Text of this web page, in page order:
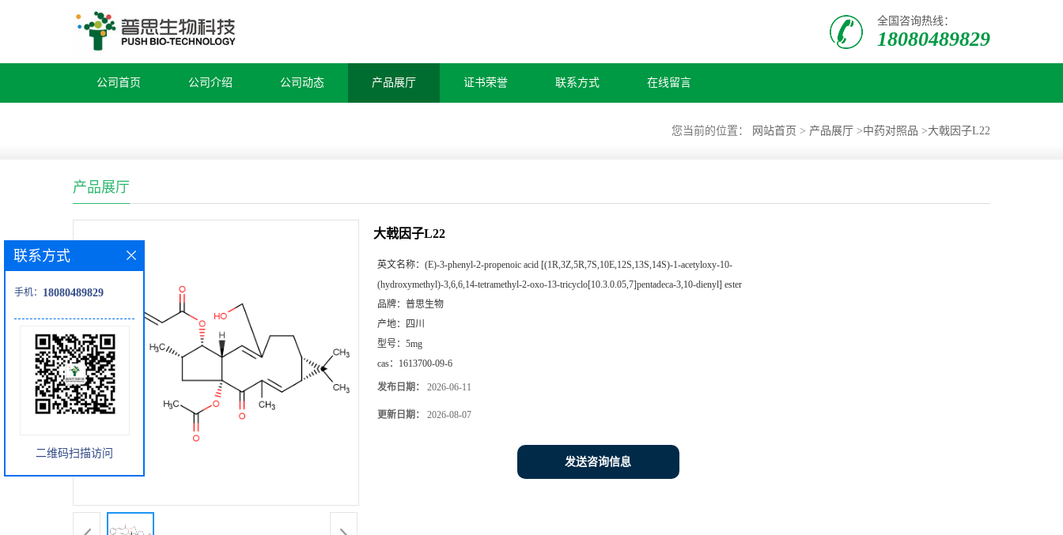
全国咨询热线：
18080489829
公司首页 公司介绍 公司动态 产品展厅 证书荣誉 联系方式 在线留言
您当前的位置： 网站首页 > 产品展厅 >中药对照品 >大戟因子L22
产品展厅
大戟因子L22
英文名称： (E)-3-phenyl-2-propenoic acid [(1R,3Z,5R,7S,10E,12S,13S,14S)-1-acetyloxy-10-
(hydroxymethyl)-3,6,6,14-tetramethyl-2-oxo-13-tricyclo[10.3.0.05,7]pentadeca-3,10-dienyl] ester
品牌： 普思生物
产地：
四川
型号： 5mg
cas： 1613700-09-6
发布日期： 2026-06-11
更新日期： 2026-08-07
发送咨询信息
联系方式
手机： 18080489829
二维码扫描访问